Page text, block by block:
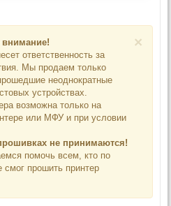
×
внимание!
ответственность за
Мы продаем только
неоднократные
устройствах.
возможна только на
или МФУ и при условии
не принимаются!
помочь всем, кто по
прошить принтер